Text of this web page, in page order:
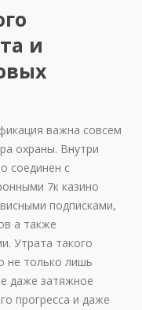
и
важна совсем
охраны. Внутри
соединен с
7к казино
подписками,
а также
Утрата такого
не только лишь
даже затяжное
прогресса и даже